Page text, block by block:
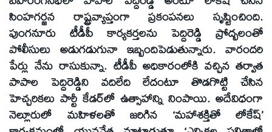
సింహగర్జన రాష్ట్రవ్యాప్తంగా ప్రకంపనలు సృష్టించింది.
పుంగనూరు టీడీపీ కార్యకర్తలను పెద్దిరెడ్డి ప్రోద్బలంతో
పోలీసులు అడుగడుగునా ఇబ్బందిపెడుతున్నారు. వారందరి
పేర్లు నేను రాసుకున్నా. టీడీపీ అధికారంలోకి వచ్చిన తర్వాత
పాపాల పెద్దిరెడ్డిని వదిలేది లేదంటూ తొడగొట్టి చేసిన
హెచ్చరికలు పార్టీ కేడర్‌లో ఉత్సాహాన్ని నింపాయి. అదేవిధంగా
నెల్లూరులో మహిళలతో జరిగిన ‘మహాశక్తితో లోకేష్‌’